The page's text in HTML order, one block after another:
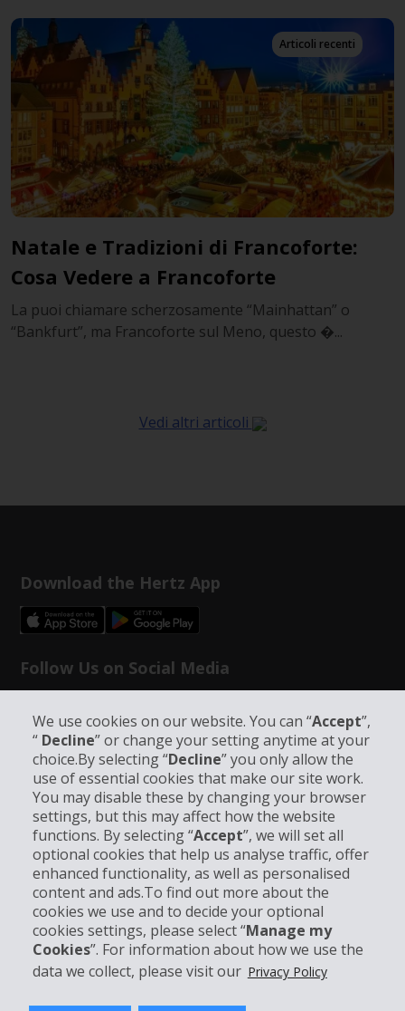
We use cookies on our website. You can “Accept”,
“ Decline” or change your setting anytime at your
choice.By selecting “Decline” you only allow the
use of essential cookies that make our site work.
You may disable these by changing your browser
settings, but this may affect how the website
functions. By selecting “Accept”, we will set all
optional cookies that help us analyse traffic, offer
enhanced functionality, as well as personalised
content and ads.To find out more about the
cookies we use and to decide your optional
cookies settings, please select “Manage my
Cookies”. For information about how we use the
data we collect, please visit our Privacy Policy
Articoli recenti
Natale e Tradizioni di Francoforte:
Cosa Vedere a Francoforte
La puoi chiamare scherzosamente “Mainhattan” o
“Bankfurt”, ma Francoforte sul Meno, questo �...
Vedi altri articoli
Download the Hertz App
Follow Us on Social Media
Info su Hertz
Business
Customer Service
Prenota con Hertz